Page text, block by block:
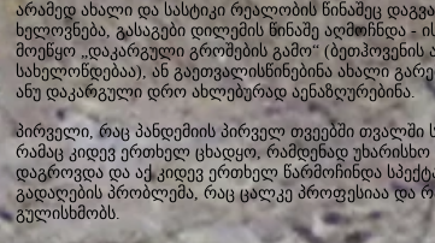
არამედ ახალი და სასტიკი რეალობის წინაშეც
ხელოვნება, გასაგები დილემის წინაშე აღმოჩნდა
მოეწყო „დაკარგული გროშების გამო“
სახელოწდებაა), ან გაეთვალისწინებინა ახალი
ანუ დაკარგული დრო ახლებურად აენაზღურებინა.
პირველი, რაც პანდემიის პირველ თვეებში თვალში
რამაც კიდევ ერთხელ ცხადყო, რამდენად
დაგროვდა და აქ კიდევ ერთხელ წარმოჩინდა
გადაღების პრობლემა, რაც ცალკე პროფესიაა და
გულისხმობს.